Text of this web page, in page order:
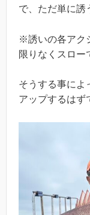
で、ただ単に誘
※誘いの各アク
限りなくスロー
そうする事によ
アップするはず